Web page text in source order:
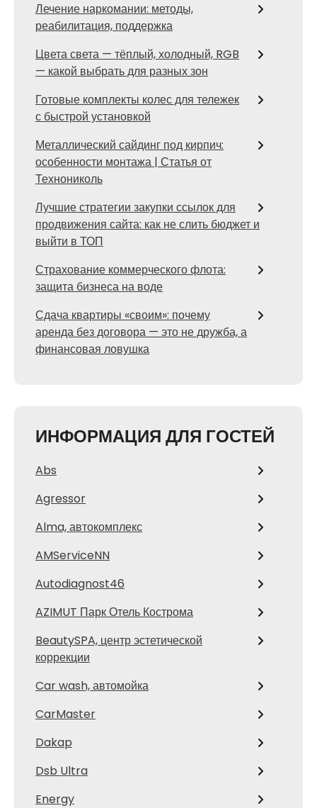
Лечение наркомании: методы,
реабилитация, поддержка
Цвета света — тёплый, холодный, RGB
— какой выбрать для разных зон
Готовые комплекты колес для тележек
с быстрой установкой
Металлический сайдинг под кирпич:
особенности монтажа | Статья от
Технониколь
Лучшие стратегии закупки ссылок для
продвижения сайта: как не слить бюджет и
выйти в ТОП
Страхование коммерческого флота:
защита бизнеса на воде
Сдача квартиры «своим»: почему
аренда без договора — это не дружба, а
финансовая ловушка
ИНФОРМАЦИЯ ДЛЯ ГОСТЕЙ
Abs
Agressor
Alma, автокомплекс
AMServiceNN
Autodiagnost46
AZIMUT Парк Отель Кострома
BeautySPA, центр эстетической
коррекции
Car wash, автомойка
CarMaster
Dakap
Dsb Ultra
Energy